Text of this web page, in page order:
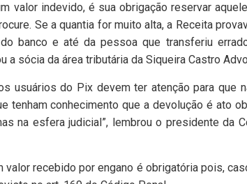
valor indevido, é sua obrigação reservar
Se a quantia for muito alta, a Receita
banco e até da pessoa que transferiu
a sócia da área tributária da Siqueira Castro
usuários do Pix devem ter atenção para que
tenham conhecimento que a devolução é ato
na esfera judicial”, lembrou o presidente da
valor recebido por engano é obrigatória pois,